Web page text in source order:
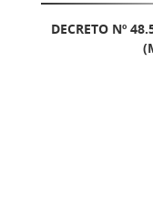
DECRETO Nº